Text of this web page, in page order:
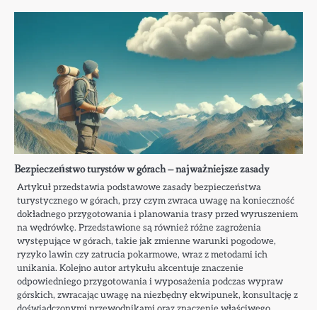
Bezpieczeństwo turystów w górach – najważniejsze zasady
Artykuł przedstawia podstawowe zasady bezpieczeństwa
turystycznego w górach, przy czym zwraca uwagę na konieczność
dokładnego przygotowania i planowania trasy przed wyruszeniem
na wędrówkę. Przedstawione są również różne zagrożenia
występujące w górach, takie jak zmienne warunki pogodowe,
ryzyko lawin czy zatrucia pokarmowe, wraz z metodami ich
unikania. Kolejno autor artykułu akcentuje znaczenie
odpowiedniego przygotowania i wyposażenia podczas wypraw
górskich, zwracając uwagę na niezbędny ekwipunek, konsultację z